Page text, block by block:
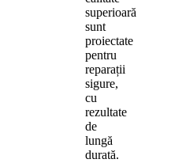
superioară
sunt
proiectate
pentru
reparații
sigure,
cu
rezultate
de
lungă
durată.